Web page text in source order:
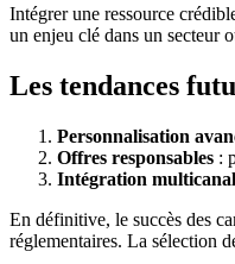
Intégrer une ressource
un enjeu clé dans un secteur
Les tendances
Personnalisation
Offres responsables :
Intégration multicanal
En définitive, le succès des
réglementaires. La sélection